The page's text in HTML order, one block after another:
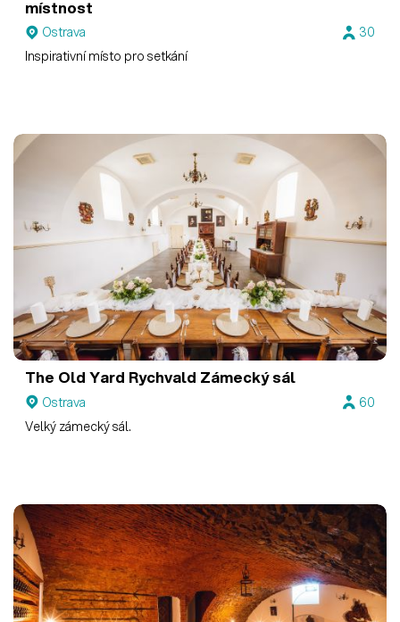
místnost
Ostrava
30
Inspirativní místo pro setkání
The Old Yard Rychvald Zámecký sál
Ostrava
60
Velký zámecký sál.